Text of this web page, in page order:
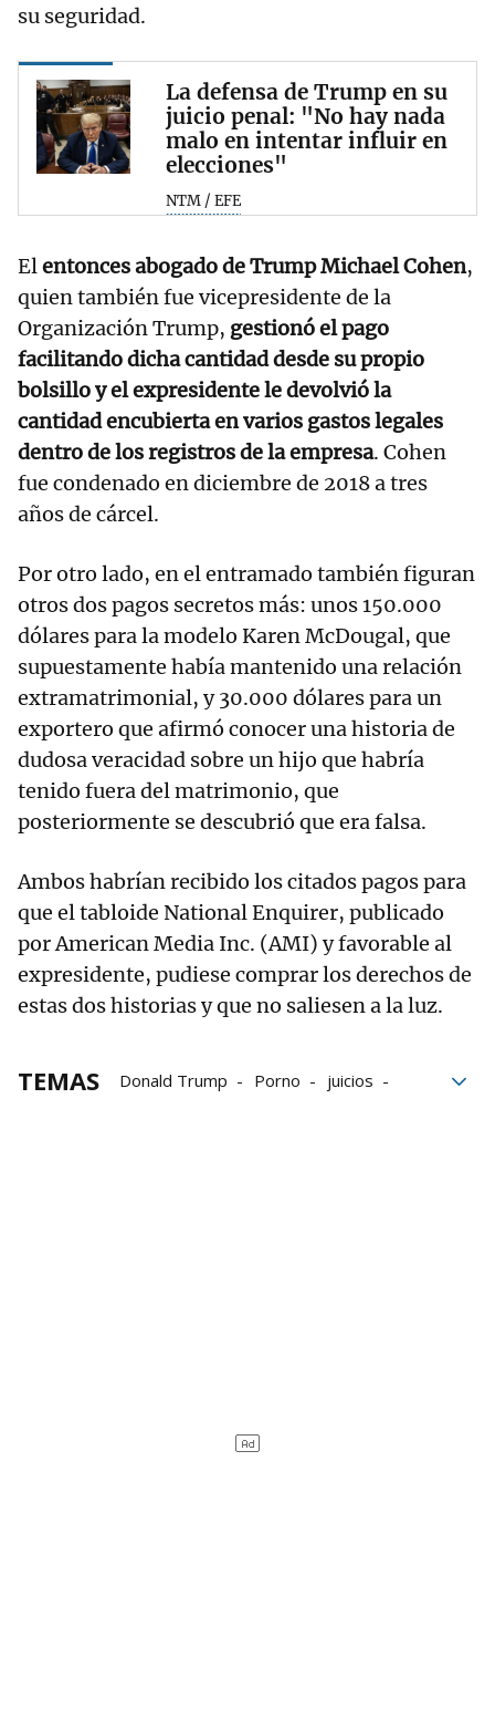
su seguridad.
La defensa de Trump en su
juicio penal: "No hay nada
malo en intentar influir en
elecciones"
NTM / EFE
Elentonces abogado de Trump Michael Cohen,
quien también fue vicepresidente de la
Organización Trump, gestionó el pago
facilitando dicha cantidad desde su propio
bolsillo y el expresidente le devolvió la
cantidad encubierta en varios gastos legales
dentro de los registros de la empresa. Cohen
fue condenado en diciembre de 2018 a tres
años de cárcel.
Por otro lado, en el entramado también figuran
otros dos pagos secretos más: unos 150.000
dólares para la modelo Karen McDougal, que
supuestamente había mantenido una relación
extramatrimonial, y 30.000 dólares para un
exportero que afirmó conocer una historia de
dudosa veracidad sobre un hijo que habría
tenido fuera del matrimonio, que
posteriormente se descubrió que era falsa.
Ambos habrían recibido los citados pagos para
que el tabloide National Enquirer, publicado
por American Media Inc. (AMI) y favorable al
expresidente, pudiese comprar los derechos de
estas dos historias y que no saliesen a la luz.
TEMAS Donald Trump Porno
juicios